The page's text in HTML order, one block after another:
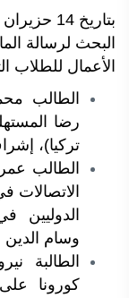
بتاريخ 14 حزيران 2021 عُقدت جلسة لمناقشة خطة
البحث لرسالة
الأعمال للطلاب
الطالب
رضا
تركيا)،
الطالب
الاتصالات
الدوليين
وسام الدين
الطالبة
كورونا